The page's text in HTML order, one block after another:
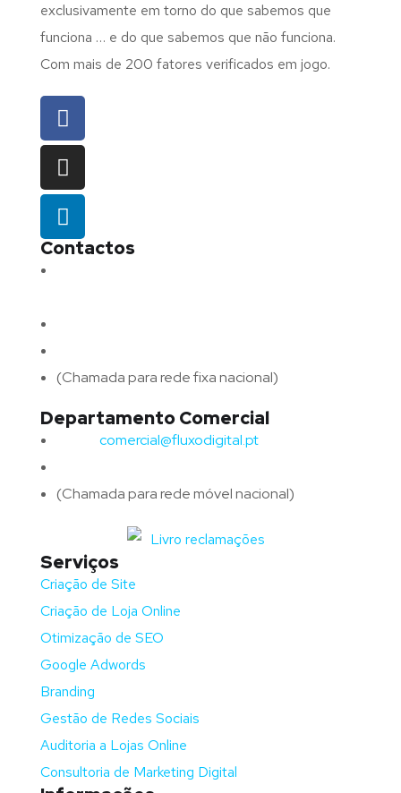
exclusivamente em torno do que sabemos que
funciona … e do que sabemos que não funciona.
Com mais de 200 fatores verificados em jogo.
Contactos
(Chamada para rede fixa nacional)
Departamento Comercial
comercial@fluxodigital.pt
(Chamada para rede móvel nacional)
Serviços
Criação de Site
Criação de Loja Online
Otimização de SEO
Google Adwords
Branding
Gestão de Redes Sociais
Auditoria a Lojas Online
Consultoria de Marketing Digital